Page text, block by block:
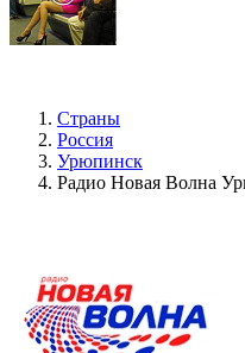
Страны
Россия
Урюпинск
Радио Новая Волна